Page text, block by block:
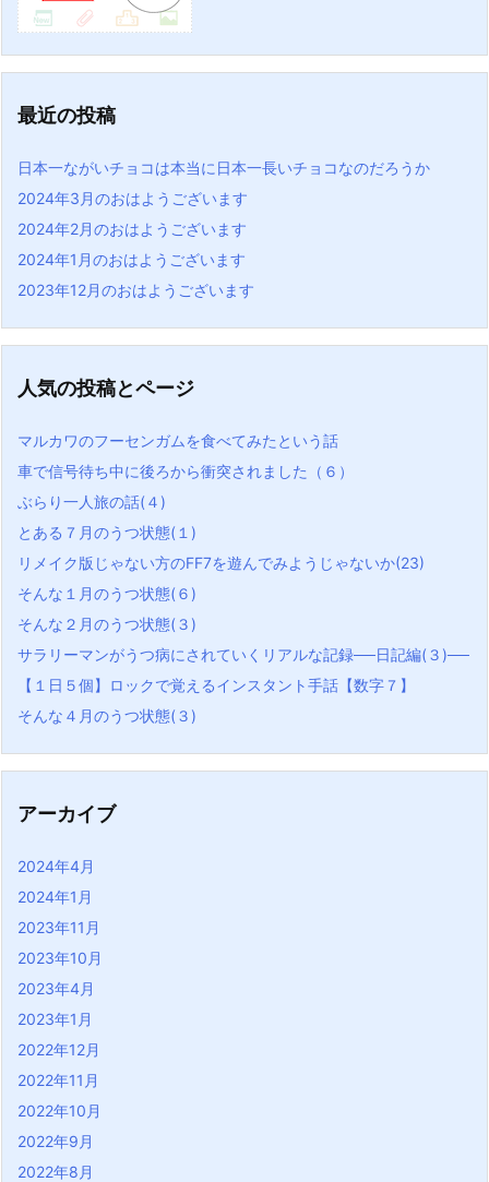
最近の投稿
日本一ながいチョコは本当に日本一長いチョコなのだろうか
2024年3月のおはようございます
2024年2月のおはようございます
2024年1月のおはようございます
2023年12月のおはようございます
人気の投稿とページ
マルカワのフーセンガムを食べてみたという話
車で信号待ち中に後ろから衝突されました（６）
ぶらり一人旅の話(４)
とある７月のうつ状態(１)
リメイク版じゃない方のFF7を遊んでみようじゃないか(23)
そんな１月のうつ状態(６)
そんな２月のうつ状態(３)
サラリーマンがうつ病にされていくリアルな記録──日記編(３)──
【１日５個】ロックで覚えるインスタント手話【数字７】
そんな４月のうつ状態(３)
アーカイブ
2024年4月
2024年1月
2023年11月
2023年10月
2023年4月
2023年1月
2022年12月
2022年11月
2022年10月
2022年9月
2022年8月